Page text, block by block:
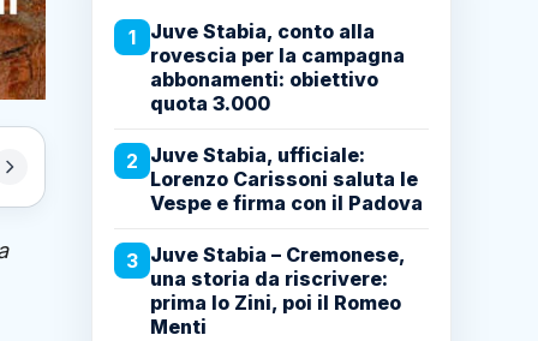
1
Juve Stabia, conto alla
rovescia per la campagna
abbonamenti: obiettivo
quota 3.000
2 Juve Stabia, ufficiale:
Lorenzo Carissoni saluta le
Vespe e firma con il Padova
3 Juve Stabia – Cremonese,
una storia da riscrivere:
prima lo Zini, poi il Romeo
Menti